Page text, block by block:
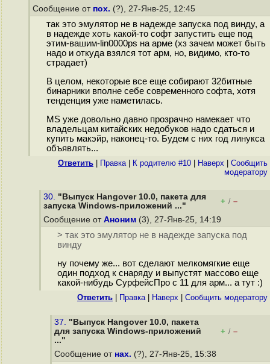
Сообщение от пох. (?), 27-Янв-25, 12:45
так это эмулятор не в надежде запуска под винду, а
в надежде хоть какой-то софт запустить еще под
этим-вашим-lin0000ps на арме (хз зачем может быть
надо и откуда взялся тот арм, но, видимо, кто-то
страдает)
В целом, некоторые все еще собирают 32битные
бинарники вполне себе современного софта, хотя
тенденция уже наметилась.
MS уже довольно давно прозрачно намекает что
владельцам китайских недобуков надо сдаться и
купить макэйр, наконец-то. Будем с них год линукса
объявлять...
Ответить Правка| К родителю #10 Наверх
Cообщить
модератору
30. "Выпуск Hangover 10.0, пакета для
запуска Windows-приложений ..."
+ / –
Сообщение от Аноним (3), 27-Янв-25, 14:19
> так это эмулятор не в надежде запуска под
винду
ну почему же... вот сделают мeлкoмягкиe еще
один подход к снаряду и выпустят массово еще
какой-нибудь СурфейсПро с 11 для арм... а тут :)
Ответить Правка| Наверх Cообщить модератору
37. "Выпуск Hangover 10.0, пакета
для запуска Windows-приложений
..."
+ / –
Сообщение от нах. (?), 27-Янв-25, 15:38